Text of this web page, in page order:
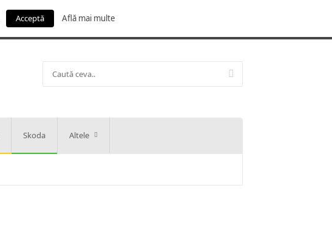
Skoda Altele
Acceptă Află mai multe